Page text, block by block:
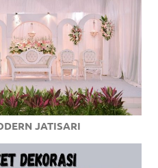
JATISARI